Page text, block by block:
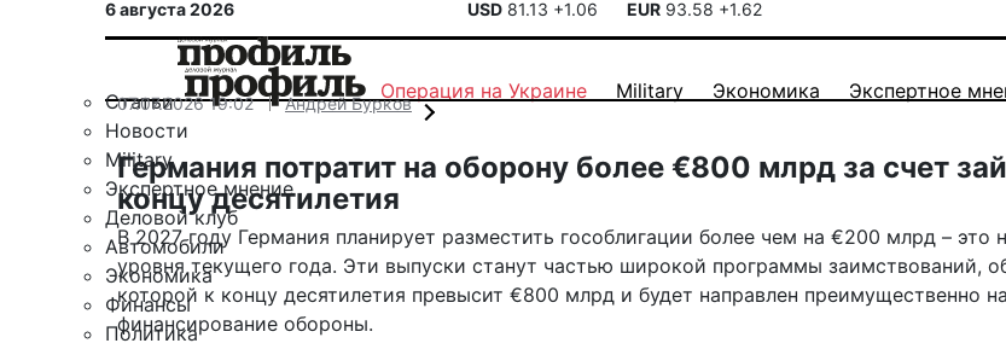
6 августа 2026 USD 81.13 +1.06 EUR 93.58 +1.62
Статьи
Новости
Military
Экспертное мнение
Деловой клуб
Автомобили
Экономика
Финансы
Политика
Операция на Украине Military Экономика Экспертное
07.07.2026 19:02 Андрей Бурков
Германия потратит на оборону более €800 млрд за счет
концу десятилетия
В 2027 году Германия планирует разместить гособлигации более чем на €200 млрд – это
уровня текущего года. Эти выпуски станут частью широкой программы заимствований,
которой к концу десятилетия превысит €800 млрд и будет направлен преимущественно на
финансирование обороны.